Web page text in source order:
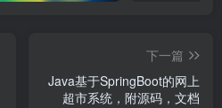
下一篇
Java基于SpringBoot的网上
超市系统，附源码，文档